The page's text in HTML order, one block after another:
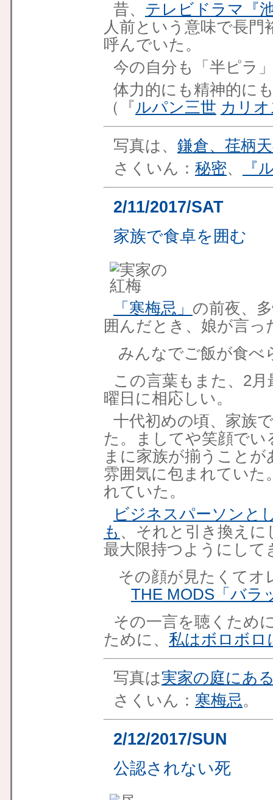
昔、 テレビドラマ『
人前という意味で長門
呼んでいた。
今の自分も「半ピラ
体力的にも精神的に
（『ルパン三世 カリ
写真は、 鎌倉、荏柄
さくいん： 秘密、 『
2/11/2017/SAT
家族で食卓を囲む
「寒梅忌」 の前夜、
囲んだとき、娘が言っ
みんなでご飯が食べ
この言葉もまた、2
曜日に相応しい。
十代初めの頃、家族
た。ましてや笑顔で
まに家族が揃うこと
雰囲気に包まれていた
れていた。
ビジネスパーソンと
も 、 それと引き換えに
最大限持つようにして
その顔が見たくてオ
THE MODS「バラ
その一言を聴くため
ために、 私はボロボロ
写真は実家の庭にあ
さくいん： 寒梅忌。
2/12/2017/SUN
公認されない死